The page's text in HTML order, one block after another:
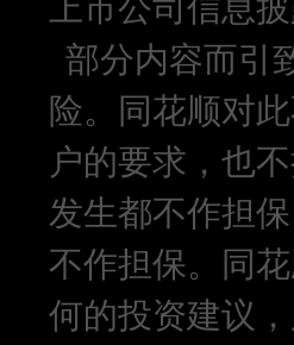
部分内容而引
险。同花顺对
户的要求，也
发生都不作担
不作担保。同
何的投资建议